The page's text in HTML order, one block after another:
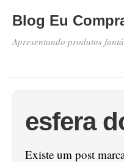
Blog Eu
Apresentando produtos
esfera
Existe um post